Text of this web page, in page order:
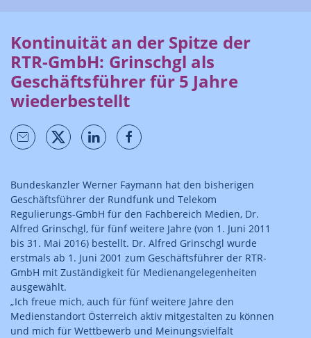
Kontinuität an der Spitze der
RTR-GmbH: Grinschgl als
Geschäftsführer für 5 Jahre
wiederbestellt
Bundeskanzler Werner Faymann hat den bisherigen
Geschäftsführer der Rundfunk und Telekom
Regulierungs-GmbH für den Fachbereich Medien, Dr.
Alfred Grinschgl, für fünf weitere Jahre (von 1. Juni 2011
bis 31. Mai 2016) bestellt. Dr. Alfred Grinschgl wurde
erstmals ab 1. Juni 2001 zum Geschäftsführer der RTR-
GmbH mit Zuständigkeit für Medienangelegenheiten
ausgewählt.
„Ich freue mich, auch für fünf weitere Jahre den
Medienstandort Österreich aktiv mitgestalten zu können
und mich für Wettbewerb und Meinungsvielfalt